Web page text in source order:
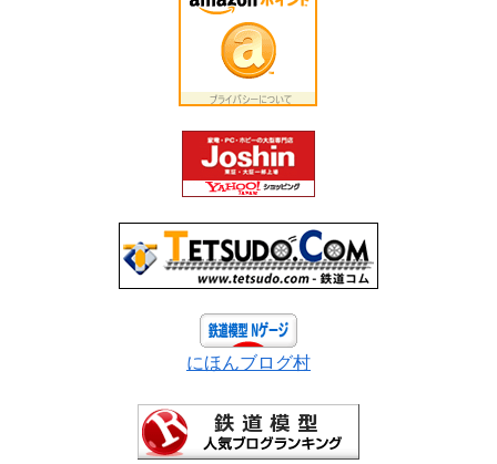
にほんブログ村